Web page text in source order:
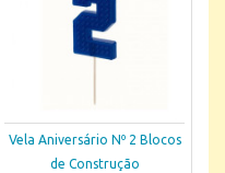
Vela Aniversário Nº 2 Blocos
de Construção